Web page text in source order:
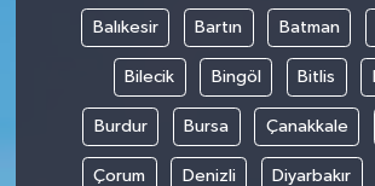
Balıkesir Bartın Batman
Bilecik Bingöl Bitlis
Burdur Bursa Çanakkale
Çorum Denizli Diyarbakır